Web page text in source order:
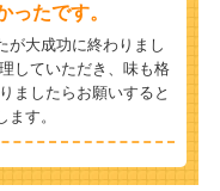
ったです。
が大成功に終わりまし
していただき、味も格
ましたらお願いすると
す。